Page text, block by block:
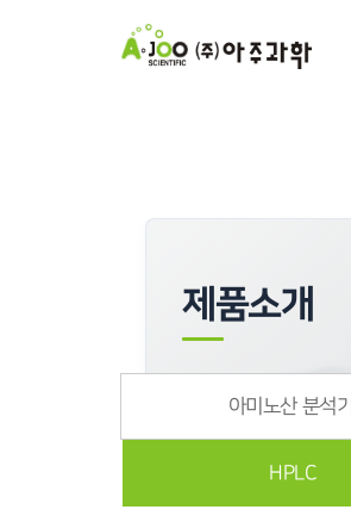
제품소개
아미노산 분석기
HPLC